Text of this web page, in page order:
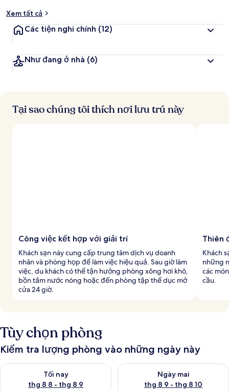
Xem tất cả
Các tiện nghi chính (12)
Như đang ở nhà (6)
Tại sao chúng tôi thích nơi lưu trú này
Công việc kết hợp với giải trí
Khách sạn này cung cấp trung tâm dịch vụ doanh
nhân và phòng họp để làm việc hiệu quả. Sau giờ làm
việc, du khách có thể tận hưởng phòng xông hơi khô,
bồn tắm nước nóng hoặc đến phòng tập thể dục mở
cửa 24 giờ.
Thiên
Khách
những
các
cầu.
Tùy chọn phòng
Kiểm tra lượng phòng vào những ngày này
Tối nay
thg 8 8 - thg 8 9
Kiểm tra lượng phòng tối nay từ thg 8 8 - thg 8 9
Ngày mai
thg 8 9 - thg 8 10
Kiểm tra lượng phòng ngày